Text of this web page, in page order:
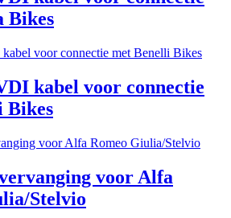
Bikes
kabel voor connectie
Bikes
voor Alfa
Stelvio